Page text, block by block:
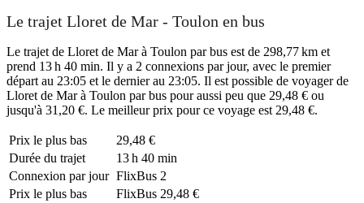
Le trajet Lloret de Mar - Toulon en bus
Le trajet de Lloret de Mar à Toulon par bus est de 298,77 km et
prend 13 h 40 min. Il y a 2 connexions par jour, avec le premier
départ au 23:05 et le dernier au 23:05. Il est possible de voyager de
Lloret de Mar à Toulon par bus pour aussi peu que 29,48 € ou
jusqu'à 31,20 €. Le meilleur prix pour ce voyage est 29,48 €.
Prix ​​le plus bas
29,48 €
Durée du trajet
13 h 40 min
Connexion par jour FlixBus 2
Prix ​​le plus bas
FlixBus 29,48 €